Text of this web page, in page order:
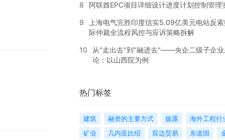
8 阿联酋EPC项目详细设计进度计划控制管理
9
上海电气完胜印度信实5.09亿美元电站反
际仲裁全流程风控与应诉策略拆解
10
从"走出去"到"融进去"——央企二级子企业
论：以山西院为例
热门标签
建筑 融资的主要方式 披露
海外工程行
矿业
几内亚比绍 双边贸易 东道国